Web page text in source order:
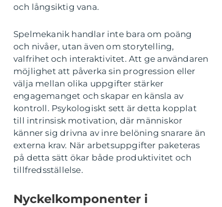
och långsiktig vana.
Spelmekanik handlar inte bara om poäng
och nivåer, utan även om storytelling,
valfrihet och interaktivitet. Att ge användaren
möjlighet att påverka sin progression eller
välja mellan olika uppgifter stärker
engagemanget och skapar en känsla av
kontroll. Psykologiskt sett är detta kopplat
till intrinsisk motivation, där människor
känner sig drivna av inre belöning snarare än
externa krav. När arbetsuppgifter paketeras
på detta sätt ökar både produktivitet och
tillfredsställelse.
Nyckelkomponenter i